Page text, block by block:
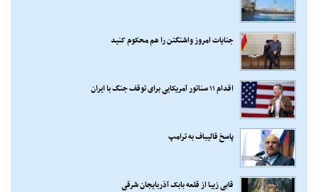
جنایات امروز واشنگتن را هم محکوم کنید
اقدام ۱۱ سناتور آمریکایی برای توقف جنگ با ایران
پاسخ قالیباف به ترامپ
قابی زیبا از قلعه بابک آذربایجان شرقی